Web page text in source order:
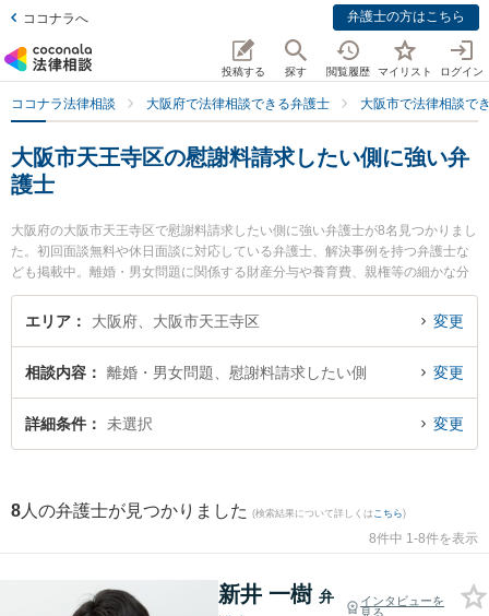
ココナラへ 弁護士の方はこちら
投稿する 探す 閲覧履歴 マイリスト ログイン
ココナラ法律相談 大阪府で法律相談できる弁護士 大阪市で法律相談で
大阪市天王寺区の慰謝料請求したい側に強い弁
護士
大阪府の大阪市天王寺区で慰謝料請求したい側に強い弁護士が8名見つかりまし
た。初回面談無料や休日面談に対応している弁護士、解決事例を持つ弁護士な
ども掲載中。離婚・男女問題に関係する財産分与や養育費、親権等の細かな分
野での絞り込み検索もでき便利です。特に弁護士法人新都法律事務所の新井 一
樹弁護士や松井隆雄法律事務所の松井 圭子弁護士、上本町総合法律事務所の池
を今すぐに弁護士に相談したい』『慰謝料請求したい側のトラブル解決の実績
豊富な近くの弁護士を検索したい』『初回相談無料で慰謝料請求したい側を法
律相談できる大阪市天王寺区内の弁護士に相談予約したい』などでお困りの相
エリア 大阪府、大阪市天王寺区 変更
相談内容 離婚・男女問題、慰謝料請求したい側 変更
詳細条件 未選択 変更
8 人の弁護士が見つかりました (検索結果について詳しくは こちら)
8件中 1-8件を表示
新井 一樹 弁
インタビューを
見る